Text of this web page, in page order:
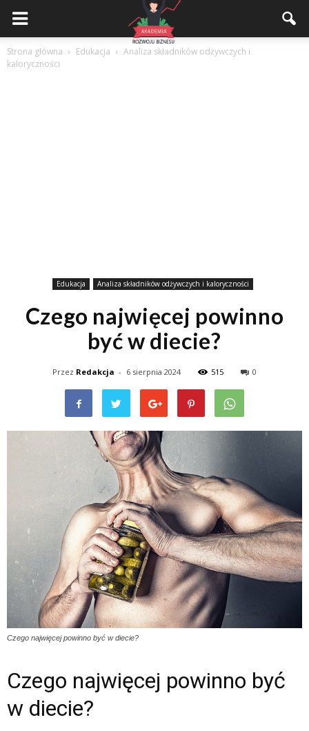
Akademiarozwojubiznesu.pl
Strona główna Edukacja
Analiza składników odżywczych i
kaloryczności
Edukacja Analiza składników odżywczych i kaloryczności
Czego najwięcej powinno
być w diecie?
Przez Redakcja - 6 sierpnia 2024 515 0
Czego najwięcej powinno być w diecie?
Czego najwięcej powinno być
w diecie?